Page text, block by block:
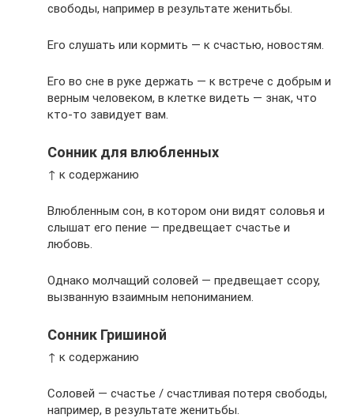
свободы, например в результате женитьбы.
Его слушать или кормить — к счастью, новостям.
Его во сне в руке держать — к встрече с добрым и
верным человеком, в клетке видеть — знак, что
кто-то завидует вам.
Сонник для влюбленных
↑ к содержанию
Влюбленным сон, в котором они видят соловья и
слышат его пение — предвещает счастье и
любовь.
Однако молчащий соловей — предвещает ссору,
вызванную взаимным непониманием.
Сонник Гришиной
↑ к содержанию
Соловей — счастье / счастливая потеря свободы,
например, в результате женитьбы.